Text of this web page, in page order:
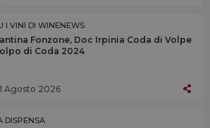
I VINI DI WINENEWS
Fonzone, Doc Irpinia Coda di Volpe
di Coda 2024
Agosto 2026
DISPENSA